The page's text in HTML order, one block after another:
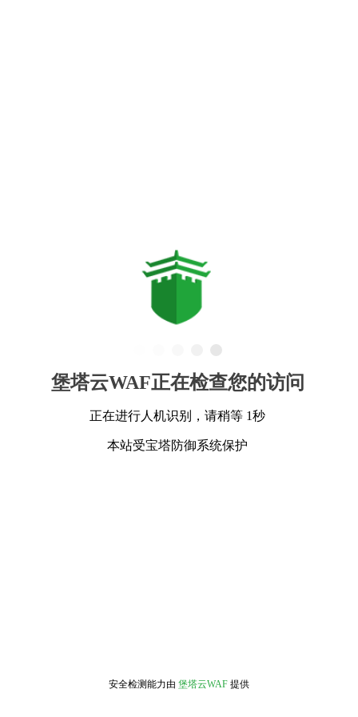
堡塔云WAF正在检查您的访问
正在进行人机识别，请稍等 1秒
本站受宝塔防御系统保护
安全检测能力由 堡塔云WAF 提供